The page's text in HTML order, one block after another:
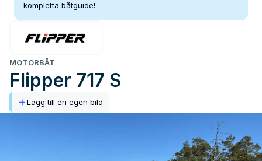
kompletta båtguide!
MOTORBÅT
Flipper 717 S
Lägg till en egen bild